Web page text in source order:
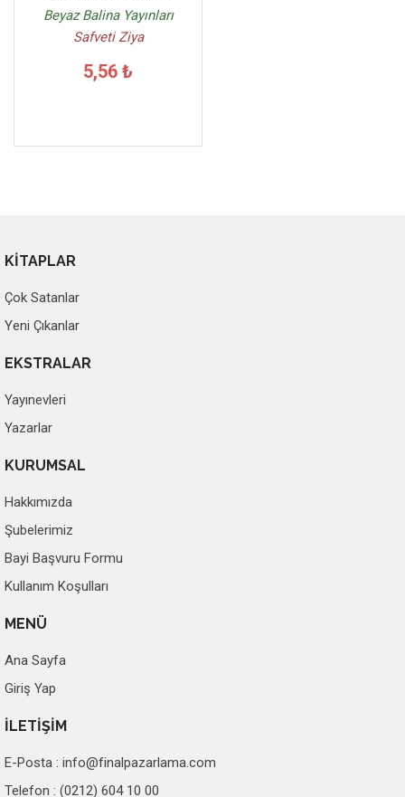
Beyaz Balina Yayınları
Safveti Ziya
5,56 ₺
KİTAPLAR
Çok Satanlar
Yeni Çıkanlar
EKSTRALAR
Yayınevleri
Yazarlar
KURUMSAL
Hakkımızda
Şubelerimiz
Bayi Başvuru Formu
Kullanım Koşulları
MENÜ
Ana Sayfa
Giriş Yap
İLETİŞİM
E-Posta : info@finalpazarlama.com
Telefon : (0212) 604 10 00